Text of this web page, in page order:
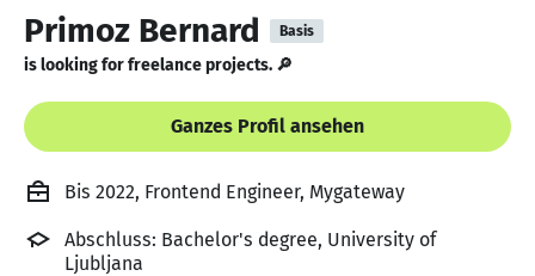
Primoz Bernard Basis
is looking for freelance projects. 🔎
Ganzes Profil ansehen
Bis 2022, Frontend Engineer, Mygateway
Abschluss: Bachelor's degree, University of
Ljubljana